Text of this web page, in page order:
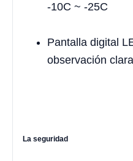
-10C ~ -25C
Pantalla digital
observación clara
La seguridad